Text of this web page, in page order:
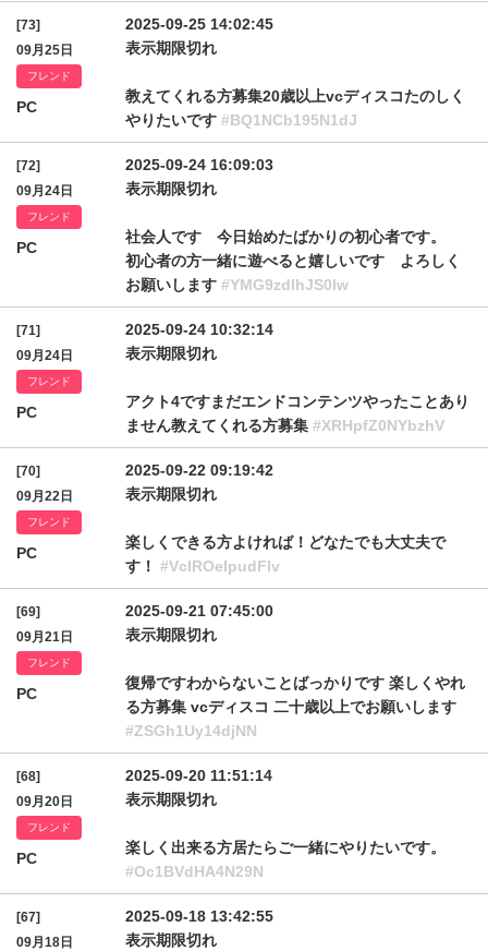
[73]
09月25日
フレンド
PC
2025-09-25 14:02:45
表示期限切れ
教えてくれる方募集20歳以上vcディスコたのしく
やりたいです #BQ1NCb195N1dJ
[72]
09月24日
フレンド
PC
2025-09-24 16:09:03
表示期限切れ
社会人です 今日始めたばかりの初心者です。
初心者の方一緒に遊べると嬉しいです よろしく
お願いします #YMG9zdlhJS0Iw
[71]
09月24日
フレンド
PC
2025-09-24 10:32:14
表示期限切れ
アクト4ですまだエンドコンテンツやったことあり
ません教えてくれる方募集 #XRHpfZ0NYbzhV
[70]
09月22日
フレンド
PC
2025-09-22 09:19:42
表示期限切れ
楽しくできる方よければ！どなたでも大丈夫で
す！ #VclROelpudFlv
[69]
09月21日
フレンド
PC
2025-09-21 07:45:00
表示期限切れ
復帰ですわからないことばっかりです 楽しくやれ
る方募集 vcディスコ 二十歳以上でお願いします
#ZSGh1Uy14djNN
[68]
09月20日
フレンド
PC
2025-09-20 11:51:14
表示期限切れ
楽しく出来る方居たらご一緒にやりたいです。
#Oc1BVdHA4N29N
[67]
09月18日
2025-09-18 13:42:55
表示期限切れ